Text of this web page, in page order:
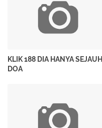
KLIK 188 DIA HANYA SEJAUH
DOA